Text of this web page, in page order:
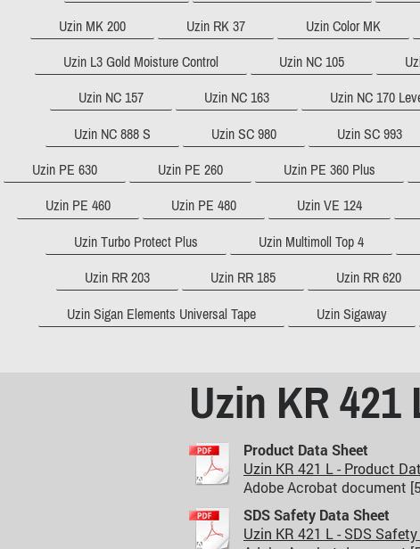
Uzin MK 200 Uzin RK 37 Uzin Color MK
Uzin L3 Gold Moisture Control Uzin NC 105
Uzin NC 157 Uzin NC 163 Uzin NC 170
Uzin NC 888 S Uzin SC 980 Uzin SC 993
Uzin PE 630 Uzin PE 260 Uzin PE 360 Plus
Uzin PE 460 Uzin PE 480 Uzin VE 124
Uzin Turbo Protect Plus Uzin Multimoll Top 4
Uzin RR 203 Uzin RR 185 Uzin RR 620
Uzin Sigan Elements Universal Tape Uzin Sigaway
Uzin KR 421
Product Data Sheet
Uzin KR 421 L - Product
Adobe Acrobat document
SDS Safety Data Sheet
Uzin KR 421 L - SDS